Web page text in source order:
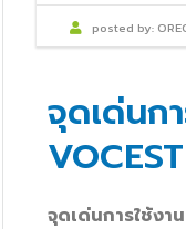
posted by:
จุดเด่นก
จุดเด่นการใช้งา